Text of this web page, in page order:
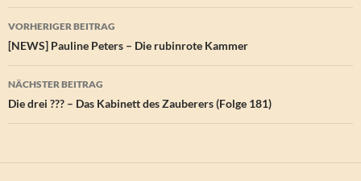
Beitragsnavigation
VORHERIGER BEITRAG
[NEWS] Pauline Peters – Die rubinrote Kammer
NÄCHSTER BEITRAG
Die drei ??? – Das Kabinett des Zauberers (Folge 181)